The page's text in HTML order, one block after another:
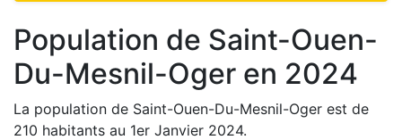
Population de Saint-Ouen-
Du-Mesnil-Oger en 2024
La population de Saint-Ouen-Du-Mesnil-Oger est de
210 habitants au 1er Janvier 2024.